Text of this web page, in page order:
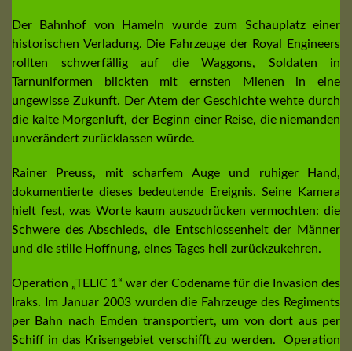
Der Bahnhof von Hameln wurde zum Schauplatz einer
historischen Verladung. Die Fahrzeuge der Royal Engineers
rollten schwerfällig auf die Waggons, Soldaten in
Tarnuniformen blickten mit ernsten Mienen in eine
ungewisse Zukunft. Der Atem der Geschichte wehte durch
die kalte Morgenluft, der Beginn einer Reise, die niemanden
unverändert zurücklassen würde.
Rainer Preuss, mit scharfem Auge und ruhiger Hand,
dokumentierte dieses bedeutende Ereignis. Seine Kamera
hielt fest, was Worte kaum auszudrücken vermochten: die
Schwere des Abschieds, die Entschlossenheit der Männer
und die stille Hoffnung, eines Tages heil zurückzukehren.
Operation „TELIC 1“ war der Codename für die Invasion des
Iraks. Im Januar 2003 wurden die Fahrzeuge des Regiments
per Bahn nach Emden transportiert, um von dort aus per
Schiff in das Krisengebiet verschifft zu werden. Operation